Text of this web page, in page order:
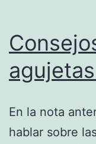
En la nota
hablar sobre